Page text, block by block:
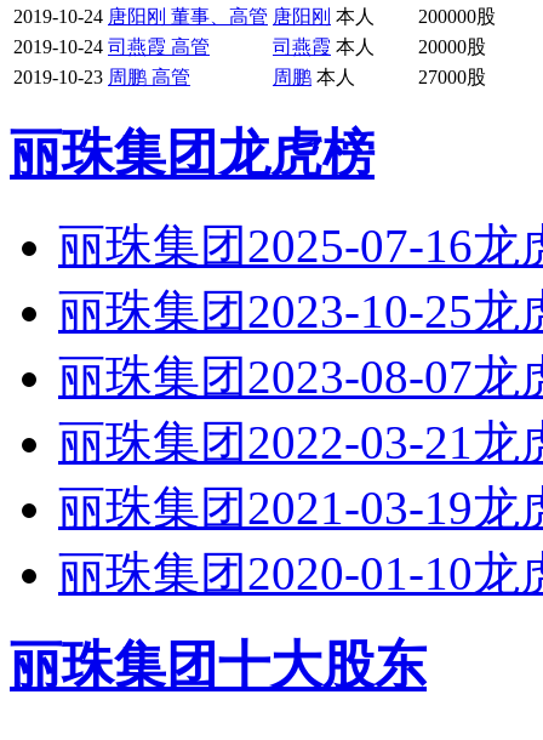
2019-10-24 唐阳刚 董事、高管 唐阳刚 本人
200000股
2019-10-24 司燕霞 高管 司燕霞 本人
20000股
2019-10-23 周鹏 高管 周鹏 本人 27000股
丽珠集团龙虎榜
丽珠集团2025-07-16龙
丽珠集团2023-10-25龙
丽珠集团2023-08-07龙
丽珠集团2022-03-21龙
丽珠集团2021-03-19龙
丽珠集团2020-01-10龙
丽珠集团十大股东